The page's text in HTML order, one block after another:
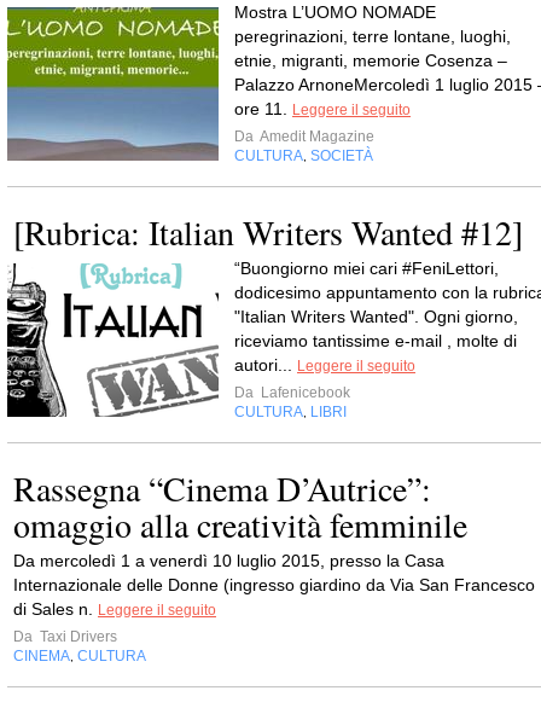
Mostra L’UOMO NOMADE
peregrinazioni, terre lontane, luoghi,
etnie, migranti, memorie Cosenza –
Palazzo ArnoneMercoledì 1 luglio 2015
ore 11.
Leggere il seguito
Da Amedit Magazine
CULTURA SOCIETÀ
[Rubrica: Italian Writers Wanted #12]
“Buongiorno miei cari #FeniLettori,
dodicesimo appuntamento con la
"Italian Writers Wanted". Ogni giorno,
riceviamo tantissime e-mail , molte di
autori...
Leggere il seguito
Da Lafenicebook
CULTURA LIBRI
Rassegna “Cinema D’Autrice”:
omaggio alla creatività femminile
Da mercoledì 1 a venerdì 10 luglio 2015, presso la Casa
Internazionale delle Donne (ingresso giardino da Via San Francesco
di Sales n.
Leggere il seguito
Da Taxi Drivers
CINEMA CULTURA